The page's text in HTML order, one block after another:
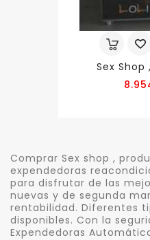
Sex Shop
Comprar Sex shop ,
expendedoras
para disfrutar de las
nuevas y de segunda
rentabilidad. Diferentes
disponibles. Con la
Expendedoras